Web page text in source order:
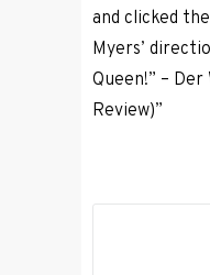
and clicked
Myers’
Queen!” –
Review)”